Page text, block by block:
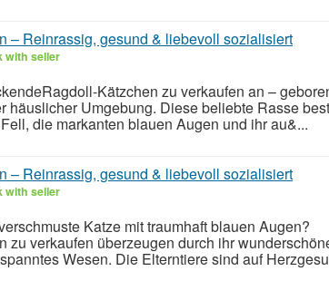
– Reinrassig, gesund & liebevoll sozialisiert
with seller
Kätzchen zu verkaufen an –
häuslicher Umgebung. Diese beliebte Rasse
die markanten blauen Augen und ihr au&...
– Reinrassig, gesund & liebevoll sozialisiert
with seller
Katze mit traumhaft blauen Augen?
zu verkaufen überzeugen durch ihr
Wesen. Die Elterntiere sind auf